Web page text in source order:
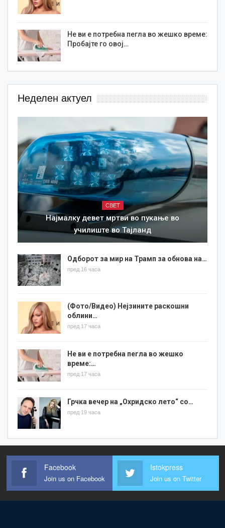
Не ви е потребна пегла во жешко време:
Пробајте го овој…
Неделен актуел
СВЕТ
Најмалку девет мртви во пукање во
училиште во Тајланд
Одборот за мир на Трамп за обнова на…
пред 16 часа
(Фото/Видео) Нејзините раскошни
облини…
пред 17 часа
Не ви е потребна пегла во жешко
време:…
пред 17 часа
Грчка вечер на „Охридско лето“ со…
пред 19 часа
Facebook
Join us on Facebook
Istokpress
Join us on Twitter